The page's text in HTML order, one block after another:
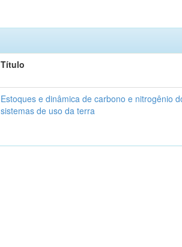
Título
Estoques e dinâmica de carbono e nitrogênio
sistemas de uso da terra